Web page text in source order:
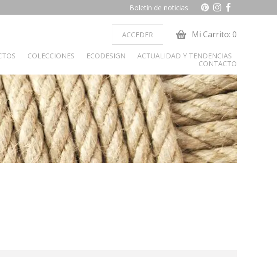
Boletín de noticias
ACCEDER Mi Carrito: 0
COLECCIONES ECODESIGN
ACTUALIDAD Y TENDENCIAS
CONTACTO
Cocina
Mobiliario cocina
Dormitorio juvenil
Armarios
Camas y cabeceros
Cunas
Cómoda y sinfonier
Librerías